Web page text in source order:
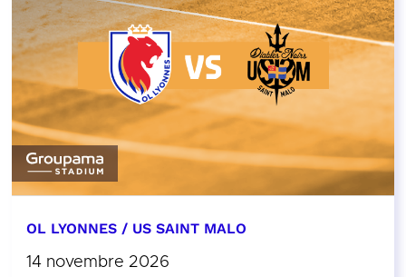
OL LYONNES / US SAINT MALO
14 novembre 2026